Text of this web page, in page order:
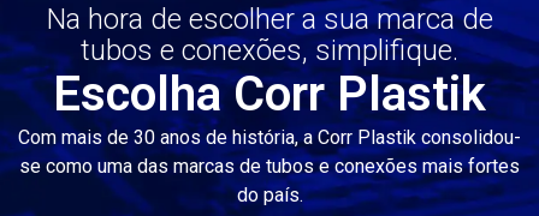
Na hora de escolher a sua marca de
tubos e conexões, simplifique.
Escolha Corr Plastik
Com mais de 30 anos de história, a Corr Plastik consolidou-
se como uma das marcas de tubos e conexões mais fortes
do país.